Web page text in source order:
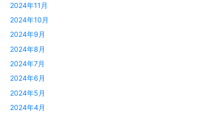
2024年11月
2024年10月
2024年9月
2024年8月
2024年7月
2024年6月
2024年5月
2024年4月